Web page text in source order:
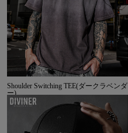
Shoulder Switching TEE(ダークラベンダ
ー)